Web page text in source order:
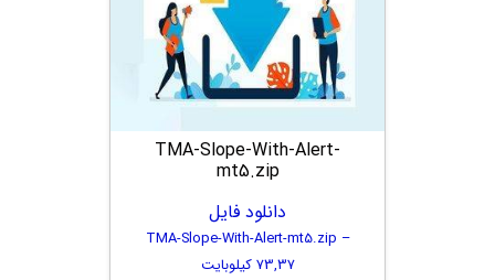
TMA-Slope-With-Alert-
mt5.zip
دانلود فایل
TMA-Slope-With-Alert-mt5.zip –
73,37 کیلوبایت